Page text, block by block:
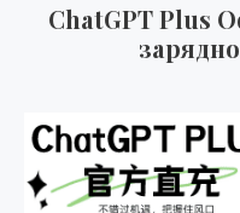
ChatGPT Plus